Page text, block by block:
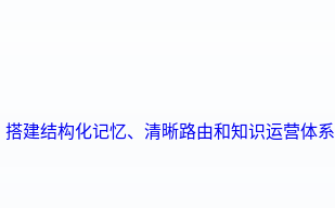
建结构化记忆、清晰路由和知识运营体系